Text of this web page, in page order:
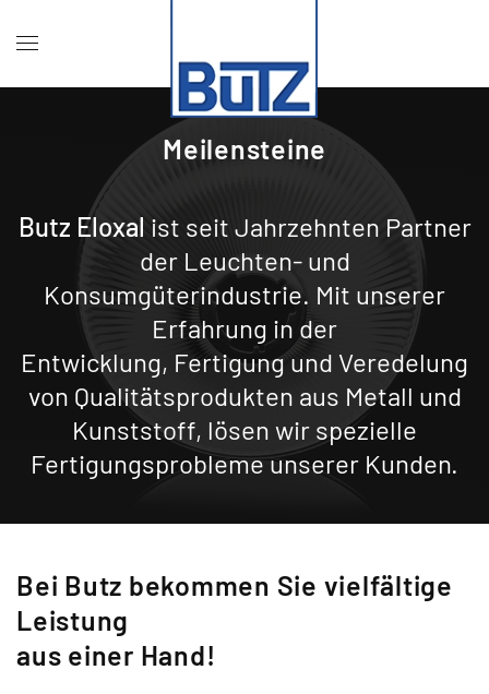
Meilensteine
Butz Eloxal ist seit Jahrzehnten Partner
der Leuchten- und
Konsumgüterindustrie. Mit unserer
Erfahrung in der
Entwicklung, Fertigung und Veredelung
von Qualitätsprodukten aus Metall und
Kunststoff, lösen wir spezielle
Fertigungsprobleme unserer Kunden.
Bei Butz bekommen Sie vielfältige
Leistung
aus einer Hand!